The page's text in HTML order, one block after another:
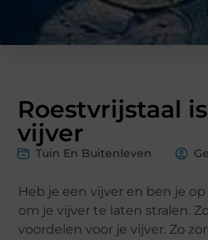
Roestvrijstaal
vijver
Tuin En Buitenleven
Heb je een vijver en ben je
om je vijver te laten stralen.
voordelen voor je vijver. Zo